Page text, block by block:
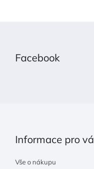
Facebook
Informace pro
Vše o nákupu